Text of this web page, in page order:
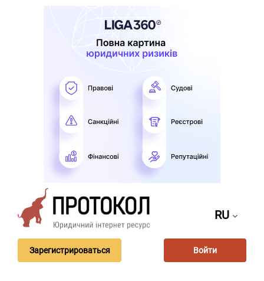
RU
Зарегистрироваться Войти